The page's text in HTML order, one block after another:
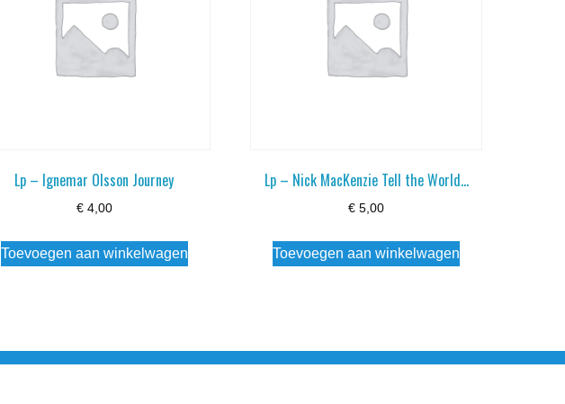
Lp – Ignemar Olsson Journey
€4,00
Toevoegen aan winkelwagen
Lp – Nick MacKenzie Tell the World…
€ 5,00
Toevoegen aan winkelwagen